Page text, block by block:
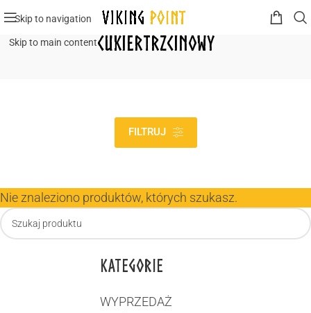
Skip to navigation
Skip to main contentCukierTrzcinowy
KATEGORIE
WYPRZEDAŻ
FILTRUJ
Nie znaleziono produktów, których szukasz.